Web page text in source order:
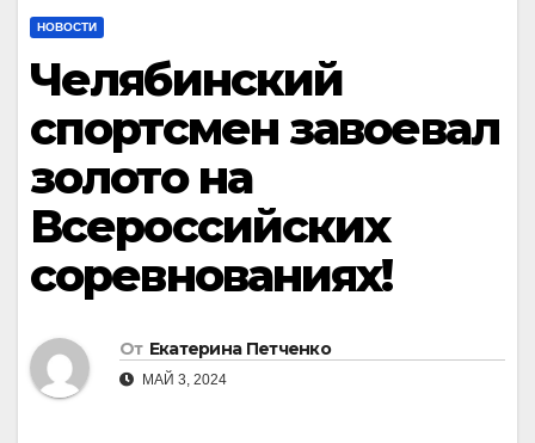
НОВОСТИ
Челябинский
спортсмен завоевал
золото на
Всероссийских
соревнованиях!
От Екатерина Петченко
МАЙ 3, 2024